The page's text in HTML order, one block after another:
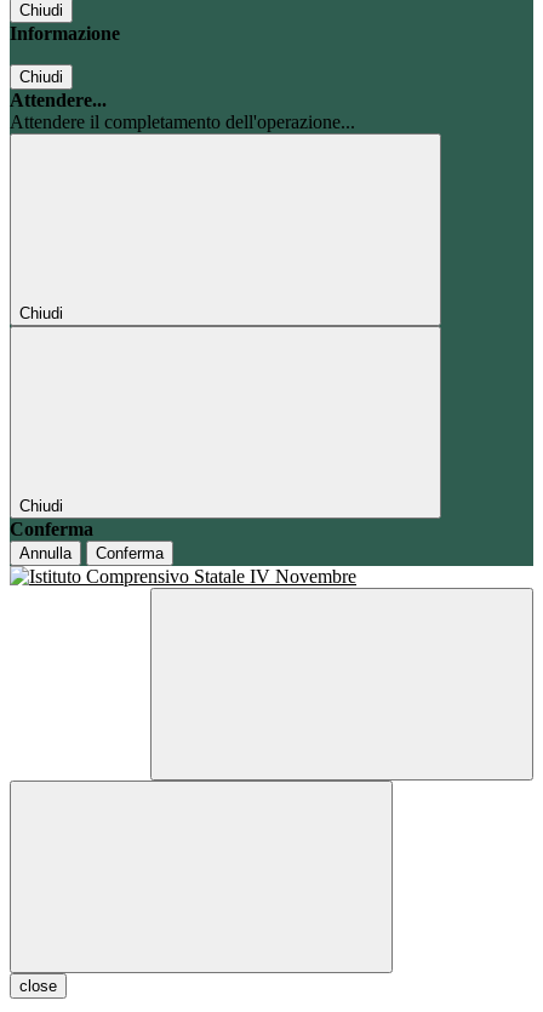
Chiudi
Informazione
Chiudi
Attendere...
Attendere il completamento dell'operazione...
Chiudi
Chiudi
Conferma
Annulla Conferma
close